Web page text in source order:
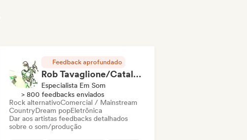
Feedback aprofundado
Rob Tavaglione/Catalyst Recording
Especialista Em Som
> 800 feedbacks enviados
Rock alternativoComercial / Mainstream
CountryDream popEletrônica
Dar aos artistas feedbacks detalhados
sobre o som/produção